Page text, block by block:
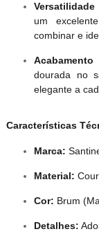
Versatilidade
um
combinar e
dourada no
elegante a
Características
Marca:
Material:
Cor: Brum
Detalhes: